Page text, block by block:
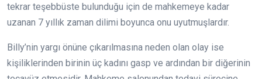
tekrar teşebbüste bulunduğu için de mahkemeye kadar
uzanan 7 yıllık zaman dilimi boyunca onu uyutmuşlardır.
Billy’nin yargı önüne çıkarılmasına neden olan olay ise
kişiliklerinden birinin üç kadını gasp ve ardından bir diğerinin